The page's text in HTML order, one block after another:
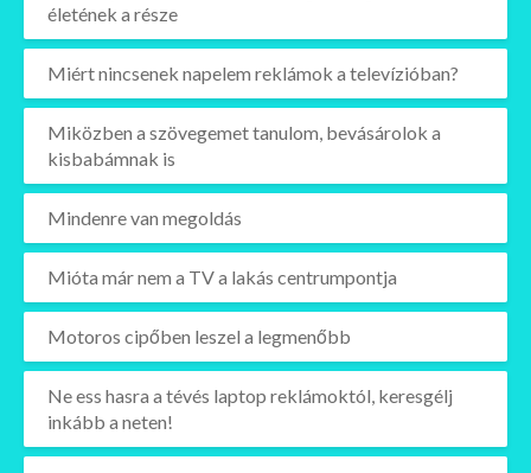
életének a része
Miért nincsenek napelem reklámok a televízióban?
Miközben a szövegemet tanulom, bevásárolok a
kisbabámnak is
Mindenre van megoldás
Mióta már nem a TV a lakás centrumpontja
Motoros cipőben leszel a legmenőbb
Ne ess hasra a tévés laptop reklámoktól, keresgélj
inkább a neten!